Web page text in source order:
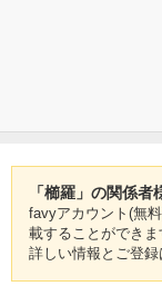
「櫛羅」の関係者
favyアカウント(無
載することができま
詳しい情報とご登録